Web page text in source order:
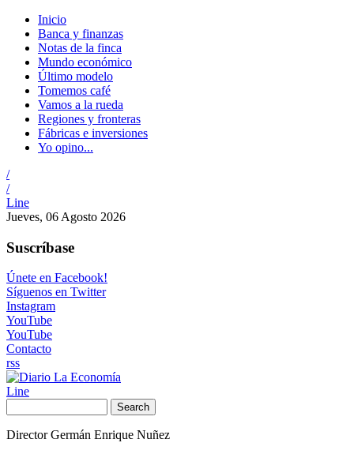
Inicio
Banca y finanzas
Notas de la finca
Mundo económico
Último modelo
Tomemos café
Vamos a la rueda
Regiones y fronteras
Fábricas e inversiones
Yo opino...
/
/
Line
Jueves, 06 Agosto 2026
Suscríbase
Únete en Facebook!
Síguenos en Twitter
Instagram
YouTube
YouTube
Contacto
rss
Line
Search
Director Germán Enrique Nuñez